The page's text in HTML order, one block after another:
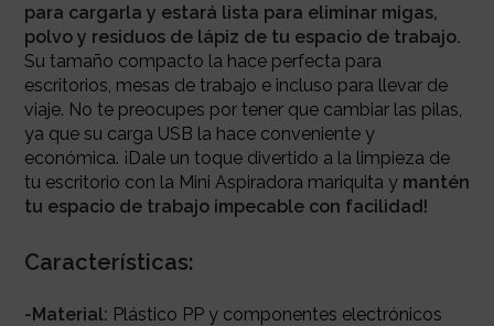
para cargarla y estará lista para eliminar migas,
polvo y residuos de lápiz de tu espacio de trabajo.
Su tamaño compacto la hace perfecta para
escritorios, mesas de trabajo e incluso para llevar de
viaje. No te preocupes por tener que cambiar las pilas,
ya que su carga USB la hace conveniente y
económica. ¡Dale un toque divertido a la limpieza de
tu escritorio con la Mini Aspiradora mariquita ymantén
tu espacio de trabajo impecable con facilidad!
Características:
-Material: Plástico PP y componentes electrónicos